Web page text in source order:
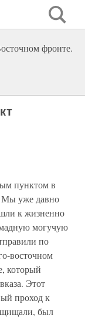
фронте.
пунктом в
Мы уже давно
к жизненно
могучую
по
восточном
который
Этот
проход к
был